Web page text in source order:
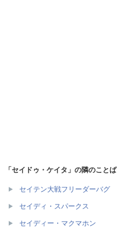
「セイドゥ・ケイタ」の隣のことば
セイテン大戦フリーダーバグ
セイディ・スパークス
セイディー・マクマホン